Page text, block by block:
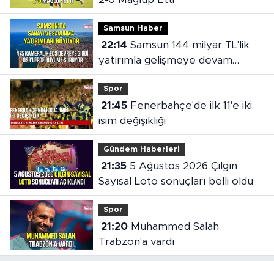
Samsun Haber
22:14
yatırımla gelişmeye devam
ediyor
Spor
21:45Fenerbahçe'de ilk 11'e iki
isim değişikliği
Gündem Haberleri
21:355 Ağustos 2026 Çılgın
Sayısal Loto sonuçları belli oldu
Spor
21:20Muhammed Salah
Trabzon'a vardı